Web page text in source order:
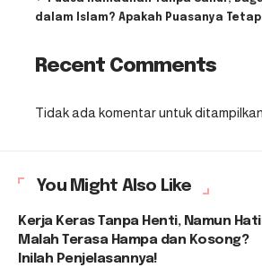
dalam Islam? Apakah Puasanya Tetap
Recent Comments
Tidak ada komentar untuk ditampilkan.
You Might Also Like
Kerja Keras Tanpa Henti, Namun Hati
Malah Terasa Hampa dan Kosong?
Inilah Penjelasannya!